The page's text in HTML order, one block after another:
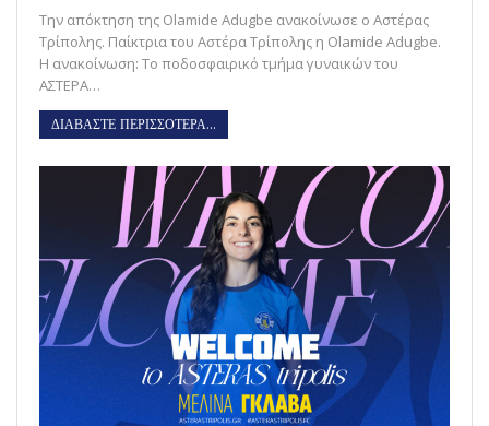
Την απόκτηση της Olamide Adugbe ανακοίνωσε ο Αστέρας
Τρίπολης. Παίκτρια του Αστέρα Τρίπολης η Olamide Adugbe.
Η ανακοίνωση: Το ποδοσφαιρικό τμήμα γυναικών του
ΑΣΤΕΡΑ…
ΔΙΑΒΑΣΤΕ ΠΕΡΙΣΣΟΤΕΡΑ...